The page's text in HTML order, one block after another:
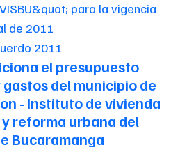
2011
el presupuesto
del municipio de
- Instituto de vivienda
reforma urbana del
Bucaramanga